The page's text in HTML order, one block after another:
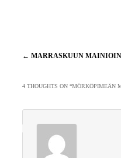
Artikkelien
← MARRASKUUN MAINIOIN
4 THOUGHTS ON “MÖRKÖPIMEÄN